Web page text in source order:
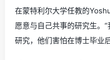
在蒙特利尔大学任教的
愿意与自己共事的研究生。
研究，他们害怕在博士毕业